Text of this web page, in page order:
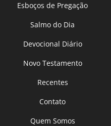
Esboços de Pregação
Salmo do Dia
Devocional Diário
Novo Testamento
Recentes
Contato
Quem Somos